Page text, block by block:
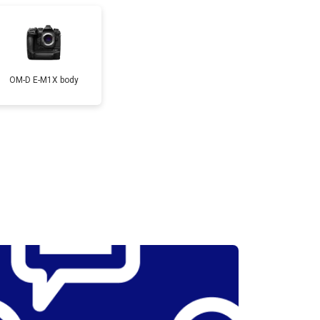
3300 ₽
3100 ₽
OM-D E-M1X body